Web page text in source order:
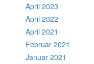
April 2023
April 2022
April 2021
Februar 2021
Januar 2021